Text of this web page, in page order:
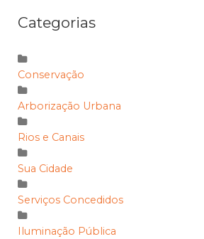
Categorias
Conservação
Arborização Urbana
Rios e Canais
Sua Cidade
Serviços Concedidos
Iluminação Pública